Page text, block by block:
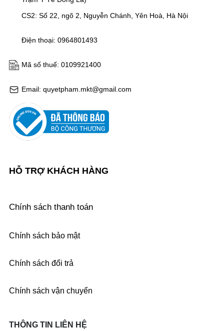
Email: quyetpham.mkt@gmail.com
Mã số thuế: 0109921400
Điện thoại: 0964801493
CS2: Số 22, ngõ 2, Nguyễn Chánh, Yên Hoà, Hà Nội
HỖ TRỢ KHÁCH HÀNG
Chính sách thanh toán
Chính sách bảo mật
Chính sách đổi trả
Chính sách vận chuyển
THÔNG TIN LIÊN HỆ